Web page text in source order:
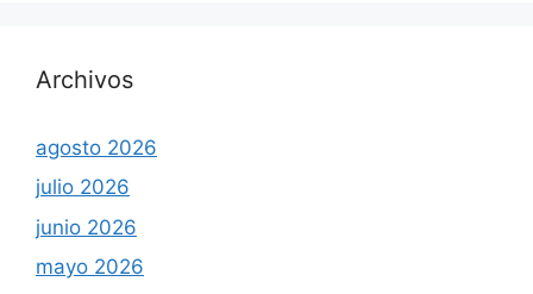
Archivos
agosto 2026
julio 2026
junio 2026
mayo 2026